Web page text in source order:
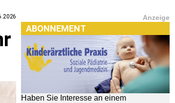
Anzeige
ABONNEMENT
Haben Sie Interesse an einem